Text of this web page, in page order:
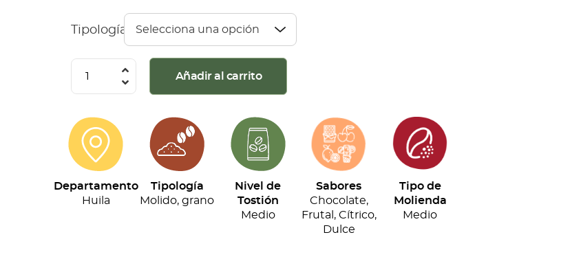
Tipología
Montaña
-
Especial
(500g)
cantidad
Añadir al carrito
Departamento
Huila
Tipología
Molido, grano
Nivel de
Tostión
Medio
Sabores
Chocolate,
Frutal, Cítrico,
Dulce
Tipo de
Molienda
Medio